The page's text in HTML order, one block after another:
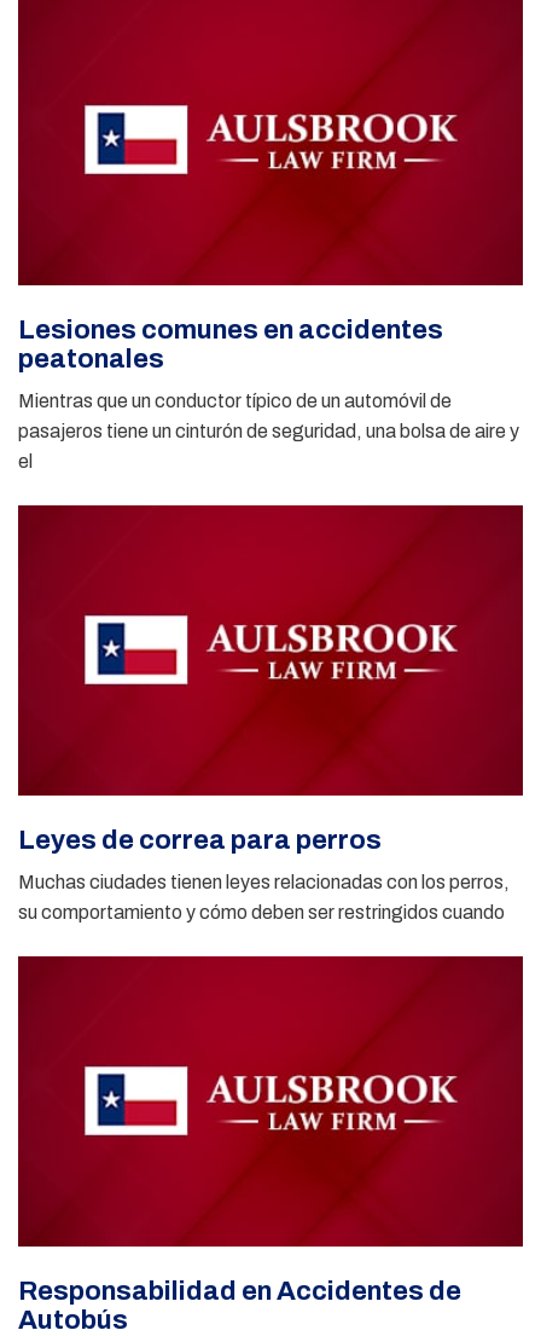
Lesiones comunes en accidentes
peatonales
Mientras que un conductor típico de un automóvil de
pasajeros tiene un cinturón de seguridad, una bolsa de aire y
el
Leyes de correa para perros
Muchas ciudades tienen leyes relacionadas con los perros,
su comportamiento y cómo deben ser restringidos cuando
Responsabilidad en Accidentes de
Autobús